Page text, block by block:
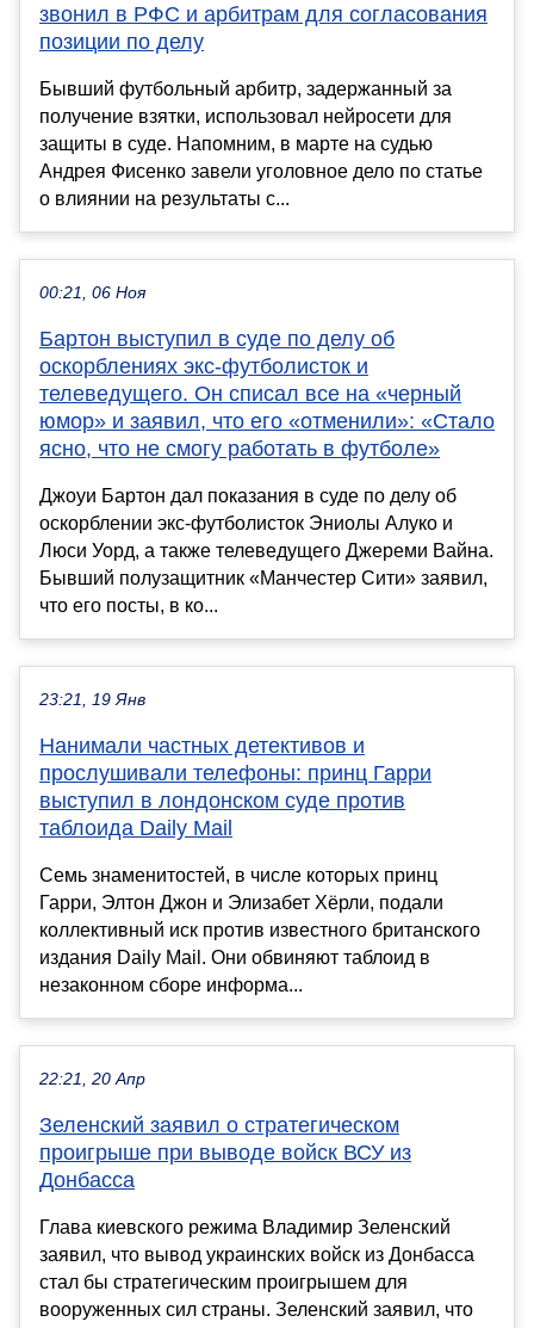
звонил в РФС и арбитрам для согласования
позиции по делу
Бывший футбольный арбитр, задержанный за
получение взятки, использовал нейросети для
защиты в суде. Напомним, в марте на судью
Андрея Фисенко завели уголовное дело по статье
о влиянии на результаты с...
00:21, 06 Ноя
Бартон выступил в суде по делу об
оскорблениях экс-футболисток и
телеведущего. Он списал все на «черный
юмор» и заявил, что его «отменили»: «Стало
ясно, что не смогу работать в футболе»
Джоуи Бартон дал показания в суде по делу об
оскорблении экс-футболисток Эниолы Алуко и
Люси Уорд, а также телеведущего Джереми Вайна.
Бывший полузащитник «Манчестер Сити» заявил,
что его посты, в ко...
23:21, 19 Янв
Нанимали частных детективов и
прослушивали телефоны: принц Гарри
выступил в лондонском суде против
таблоида Daily Mail
Семь знаменитостей, в числе которых принц
Гарри, Элтон Джон и Элизабет Хёрли, подали
коллективный иск против известного британского
издания Daily Mail. Они обвиняют таблоид в
незаконном сборе информа...
22:21, 20 Апр
Зеленский заявил о стратегическом
проигрыше при выводе войск ВСУ из
Донбасса
Глава киевского режима Владимир Зеленский
заявил, что вывод украинских войск из Донбасса
стал бы стратегическим проигрышем для
вооруженных сил страны. Зеленский заявил, что